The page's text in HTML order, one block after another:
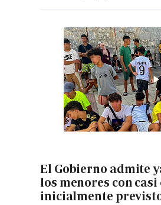
El Gobierno admite
los menores con
inicialmente